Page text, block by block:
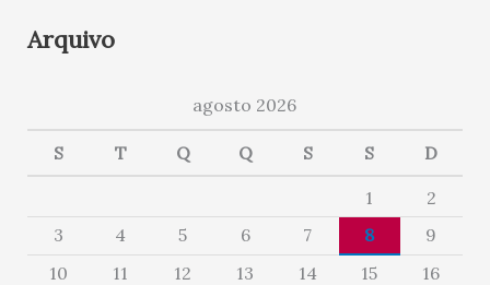
Arquivo
agosto 2026
S T Q Q S S D
1
2
3
4 5 6 7 8
9
10
11 12 13 14 15
16